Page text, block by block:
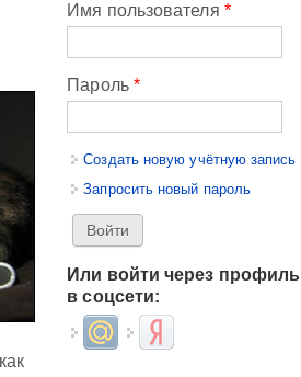
Имя пользователя *
Пароль *
Создать новую учётную запись
Запросить новый пароль
Или войти через профиль
в соцсети:
Login with Mail.ruLogin with Яндекс